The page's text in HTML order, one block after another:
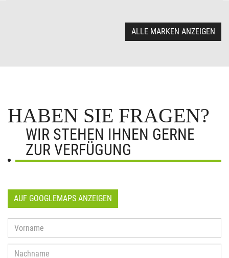
ALLE MARKEN ANZEIGEN
HABEN SIE FRAGEN?
WIR STEHEN IHNEN GERNE
ZUR VERFÜGUNG
AUF GOOGLEMAPS ANZEIGEN